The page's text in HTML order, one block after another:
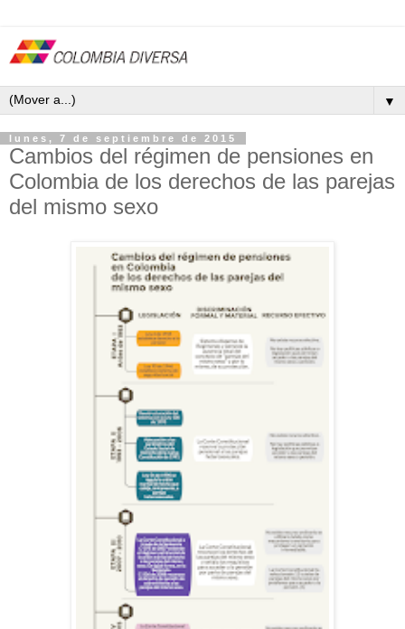
▼
lunes, 7 de septiembre de 2015
Cambios del régimen de pensiones en
Colombia de los derechos de las parejas
del mismo sexo